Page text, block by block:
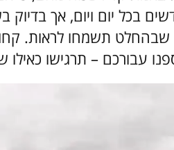
בכל יום ויום, אך בדיוק
שבהחלט תשמחו לראות.